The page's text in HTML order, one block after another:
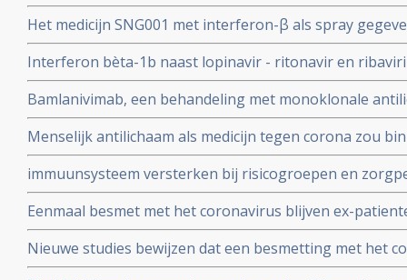
maar is weinig bewijs voor.
Het medicijn SNG001 met interferon-β als spray
bij patienten besmet met het coronavirus - Covid-19
ziekenhuis.
Interferon bèta-1b naast lopinavir - ritonavir en
behandeling van patiënten met COVID-19 dan
Interferon bèta-1b
Bamlanivimab, een behandeling met monoklonale
met het coronavirus - Covid-19 krijgt toestemming van
uitstekende resultaten.
Menselijk antilichaam als medicijn tegen corona zou
kunnen leveren volgens onderzoekers van Erasmus MC
immuunsysteem versterken bij risicogroepen en
wachten op vaccin, aldus Immunoloog dr. Carla Peeters
Eenmaal besmet met het coronavirus blijven ex-
studie. Immuniteit voor Covid-19-infectie blijft
waarschijnlijk langer dan dat.
Nieuwe studies bewijzen dat een besmetting met het
langdurige immuniteit geeft door IgM en IgA